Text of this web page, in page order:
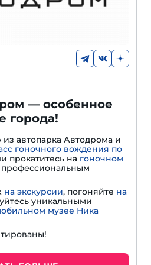
— особенное
города!
автопарка Автодрома и
гоночного вождения по
прокатитесь на гоночном
профессиональным
на экскурсии, погоняйте на
уникальными
музее Ника